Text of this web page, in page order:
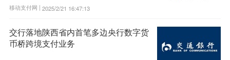
移动支付网 | 2025/2/21 16:47:13
交行落地陕西省内首笔多边央行数字货
币桥跨境支付业务